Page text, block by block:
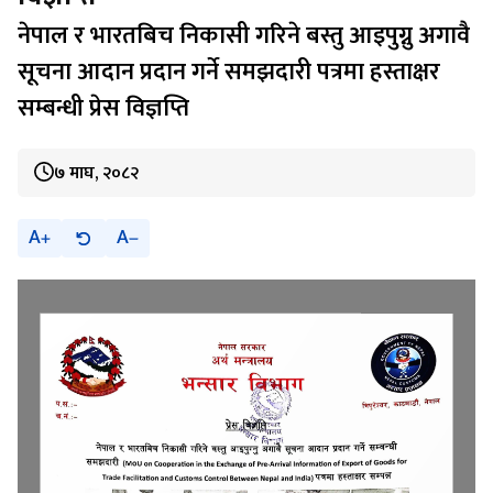
नेपाल र भारतबिच निकासी गरिने बस्तु आइपुग्नु अगावै
सूचना आदान प्रदान गर्ने समझदारी पत्रमा हस्ताक्षर
सम्बन्धी प्रेस विज्ञप्ति
७ माघ, २०८२
A A